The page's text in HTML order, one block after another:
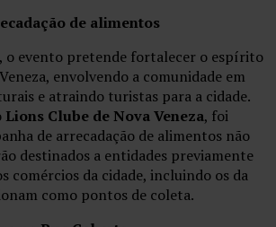
de alimentos
o evento pretende fortalecer o espírito
envolvendo a comunidade em
e atraindo turistas para a cidade.
Lions Clube de Nova Veneza, foi
de arrecadação de alimentos não
destinados a entidades previamente
comércios da cidade, incluindo os da
como pontos de coleta.